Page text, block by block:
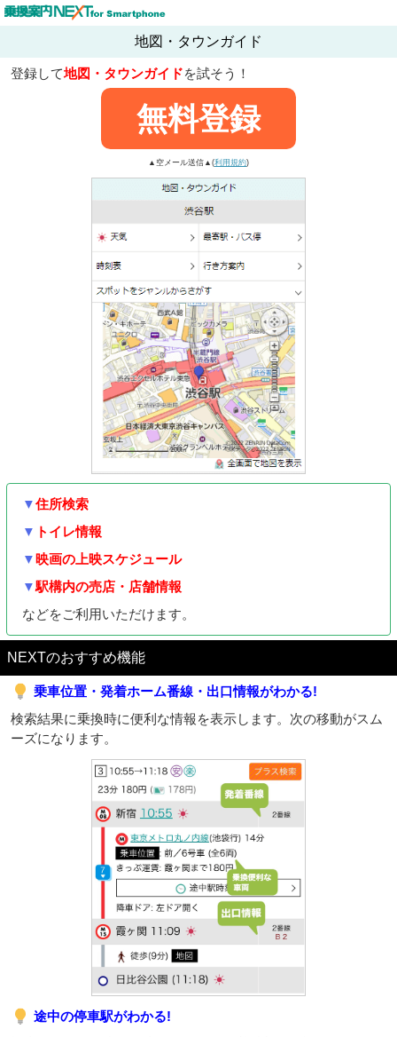
地図・タウンガイド
登録して地図・タウンガイドを試そう！
無料登録
▲空メール送信▲(利用規約)
▼住所検索
▼
トイレ情報
▼ 映画の上映スケジュール
▼駅構内の売店・店舗情報
などをご利用いただけます。
NEXTのおすすめ機能
乗車位置・発着ホーム番線・出口情報がわかる!
検索結果に乗換時に便利な情報を表示します。次の移動がスム
ーズになります。
途中の停車駅がわかる!